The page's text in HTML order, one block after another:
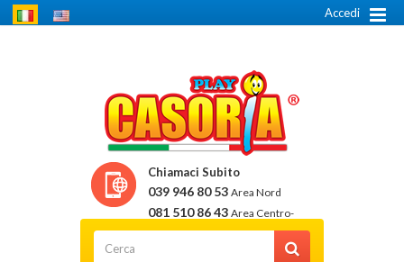
Accedi
Chiamaci Subito
039 946 80 53 Area Nord
081 510 86 43 Area Centro-
Sud